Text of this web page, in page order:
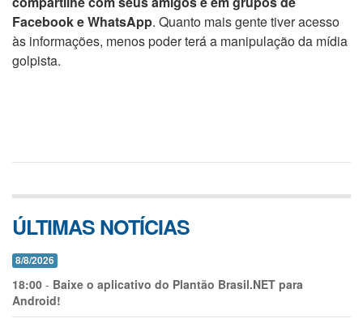
Facebook e WhatsApp. Quanto mais gente tiver acesso
às informações, menos poder terá a manipulação da mídia
golpista.
ÚLTIMAS NOTÍCIAS
8/8/2026
18:00 - Baixe o aplicativo do Plantão Brasil.NET para
Android!